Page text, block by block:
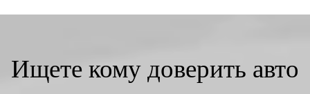
Ищете кому доверить авто